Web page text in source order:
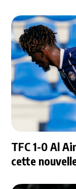
TFC 1-0 Al
cette